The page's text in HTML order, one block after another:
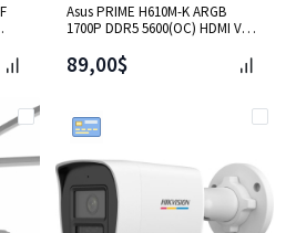
Asus PRIME H610M-K ARGB
1700P DDR5 5600(OC) HDMI VGA
89,00$